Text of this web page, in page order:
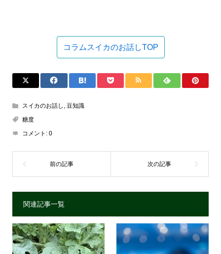
コラムスイカのお話しTOP
スイカのお話し , 豆知識
糖度
コメント: 0
関連記事一覧